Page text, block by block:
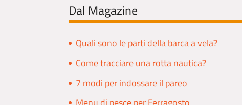
Dal Magazine
Quali sono le parti della barca a vela?
Come tracciare una rotta nautica?
7 modi per indossare il pareo